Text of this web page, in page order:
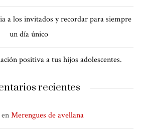
a los invitados y recordar para siempre
un día único
positiva a tus hijos adolescentes.
recientes
Merengues de avellana